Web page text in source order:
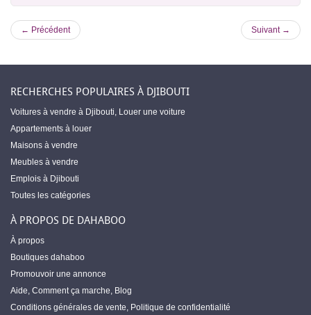
← Précédent Suivant →
RECHERCHES POPULAIRES À DJIBOUTI
Voitures à vendre à Djibouti, Louer une voiture
Appartements à louer
Maisons à vendre
Meubles à vendre
Emplois à Djibouti
Toutes les catégories
À PROPOS DE DAHABOO
À propos
Boutiques dahaboo
Promouvoir une annonce
Aide, Comment ça marche, Blog
Conditions générales de vente, Politique de confidentialité